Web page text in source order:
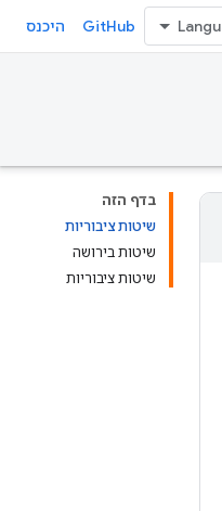
GitHub היכנס
בדף הזה
שיטות ציבוריות
שיטות בירושה
שיטות ציבוריות